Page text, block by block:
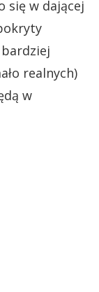
się w dającej
realnych)
w